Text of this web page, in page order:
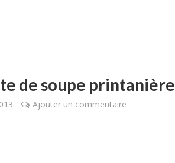
de soupe printanière
Ajouter un commentaire